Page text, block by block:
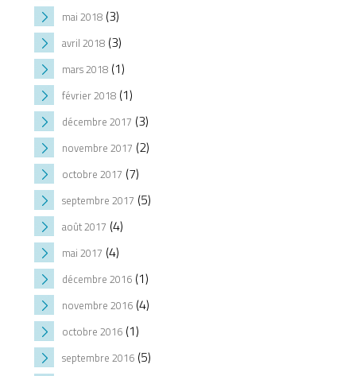
mai 2018(3)
avril 2018(3)
mars 2018(1)
février 2018(1)
décembre 2017 (3)
novembre 2017 (2)
octobre 2017 (7)
septembre 2017 (5)
août 2017 (4)
mai 2017 (4)
décembre 2016(1)
novembre 2016(4)
octobre 2016(1)
septembre 2016(5)